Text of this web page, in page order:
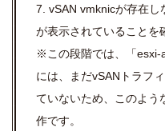
7. vSAN vmknicが存在し
が表示されていることを
※この段階では、「esxi-
には、まだvSAN トラフ
ていないため、このよう
作です。